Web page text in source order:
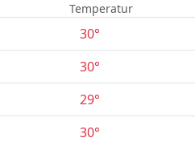
Temperatur
30°
30°
29°
30°